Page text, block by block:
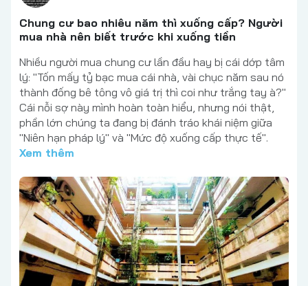
Chung cư bao nhiêu năm thì xuống cấp? Người
mua nhà nên biết trước khi xuống tiền
Nhiều người mua chung cư lần đầu hay bị cái dớp tâm
lý: "Tốn mấy tỷ bạc mua cái nhà, vài chục năm sau nó
thành đống bê tông vô giá trị thì coi như trắng tay à?"
Cái nỗi sợ này mình hoàn toàn hiểu, nhưng nói thật,
phần lớn chúng ta đang bị đánh tráo khái niệm giữa
"Niên hạn pháp lý" và "Mức độ xuống cấp thực tế".
Xem thêm